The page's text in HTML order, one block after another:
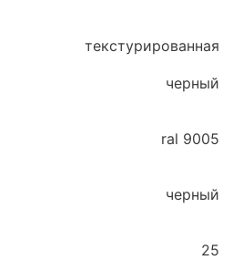
текстурированная
черный
ral 9005
черный
25